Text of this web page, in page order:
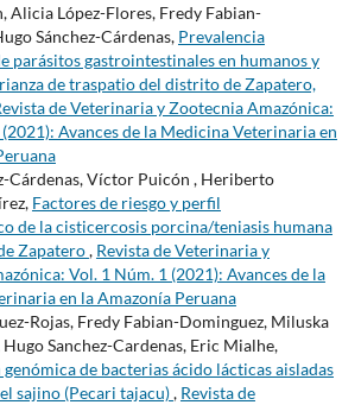
Alicia López-Flores, Fredy Fabian-
Sánchez-Cárdenas, Prevalencia
parásitos gastrointestinales en humanos y
de traspatio del distrito de Zapatero,
de Veterinaria y Zootecnia Amazónica:
Avances de la Medicina Veterinaria en
Cárdenas, Víctor Puicón , Heriberto
Factores de riesgo y perfil
de la cisticercosis porcina/teniasis humana
Zapatero, Revista de Veterinaria y
Vol. 1 Núm. 1 (2021): Avances de la
en la Amazonía Peruana
Rojas, Fredy Fabian-Dominguez, Miluska
Sanchez-Cardenas, Eric Mialhe,
de bacterias ácido lácticas aisladas
sajino (Pecari tajacu), Revista de